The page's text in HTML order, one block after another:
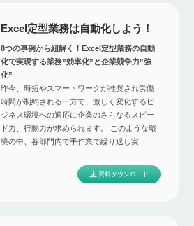
Excel定型業務は自動化しよう！
8つの事例から紐解く！Excel定型業務の自動
化で実現する業務”効率化”と企業競争力”強
化”
昨今、時短やスマートワークが推奨され労働
時間が制約される一方で、激しく変化するビ
ジネス環境への適応に企業のさらなるスピー
ド力、行動力が求められます。 このような環
境の中、各部門内で手作業で繰り返し実...
資料ダウンロード